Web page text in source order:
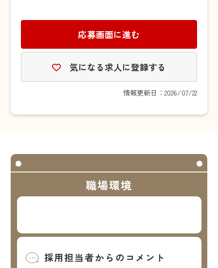
応募画面に進む
気になる求人に登録する
情報更新日：2026/07/22
職場環境
採用担当者からのコメント